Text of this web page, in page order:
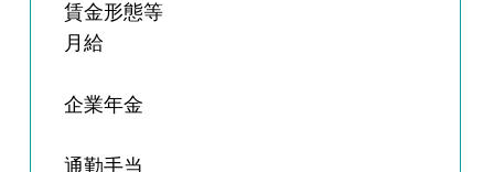
賃金形態等
月給
企業年金
通勤手当